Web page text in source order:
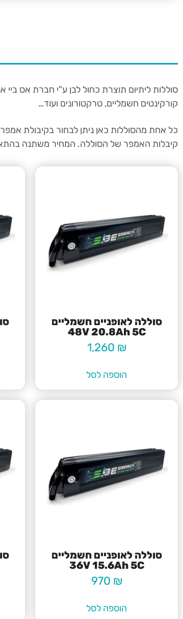
סוללות ליתיום תוצרת כחול לבן ע"י חברת אס ביי
קורקינטים חשמליים, טרקטורונים ועוד…
כל אחת מהסוללות כאן ניתן לבחור בקיבולת
קיבלות האמפר של הסוללה. המחיר משתנה
סוללה לאופניים חשמליים
48V 20.8Ah 5C
1,260 ₪
הוספה לסל
סוללה לאופניים חשמליים
36V 15.6Ah 5C
970 ₪
הוספה לסל